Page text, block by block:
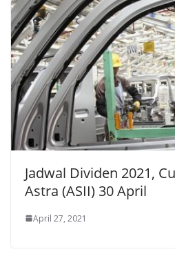
Jadwal Dividen 2021,
Astra (ASII) 30 April
April 27, 2021